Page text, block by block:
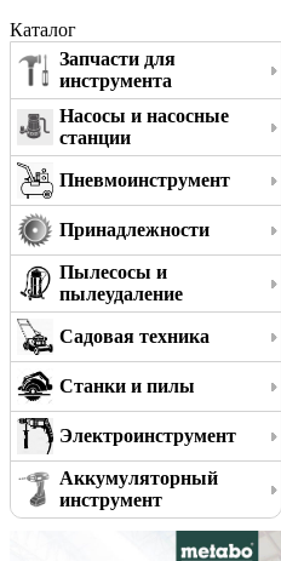
Каталог
Запчасти для
инструмента
Насосы и насосные
станции
Пневмоинструмент
Принадлежности
Пылесосы и
пылеудаление
Садовая техника
Станки и пилы
Электроинструмент
Аккумуляторный
инструмент